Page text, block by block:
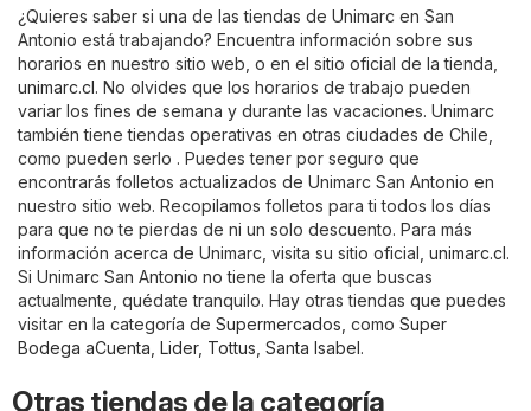
¿Quieres saber si una de las tiendas de Unimarc en San
Antonio está trabajando? Encuentra información sobre sus
horarios en nuestro sitio web, o en el sitio oficial de la tienda,
unimarc.cl. No olvides que los horarios de trabajo pueden
variar los fines de semana y durante las vacaciones. Unimarc
también tiene tiendas operativas en otras ciudades de Chile,
como pueden serlo . Puedes tener por seguro que
encontrarás folletos actualizados de Unimarc San Antonio en
nuestro sitio web. Recopilamos folletos para ti todos los días
para que no te pierdas de ni un solo descuento. Para más
información acerca de Unimarc, visita su sitio oficial, unimarc.cl.
Si Unimarc San Antonio no tiene la oferta que buscas
actualmente, quédate tranquilo. Hay otras tiendas que puedes
visitar en la categoría de Supermercados , como Super
Bodega aCuenta Lider, Tottus Santa Isabel.
Otras tiendas de la categoría